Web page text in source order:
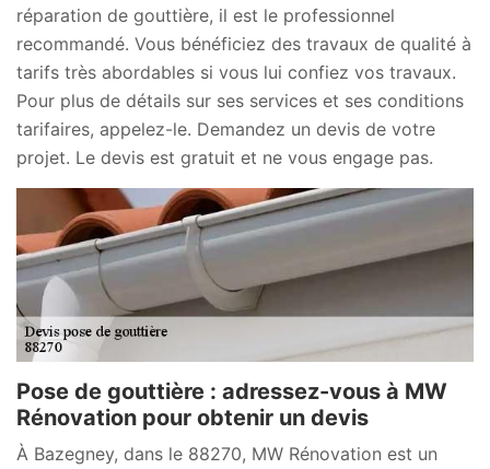
réparation de gouttière, il est le professionnel
recommandé. Vous bénéficiez des travaux de qualité à
tarifs très abordables si vous lui confiez vos travaux.
Pour plus de détails sur ses services et ses conditions
tarifaires, appelez-le. Demandez un devis de votre
projet. Le devis est gratuit et ne vous engage pas.
Pose de gouttière : adressez-vous à MW
Rénovation pour obtenir un devis
À Bazegney, dans le 88270, MW Rénovation est un